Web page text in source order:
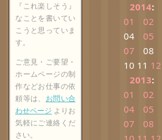
『これ楽しそう』
なことを書いてい
こうと思っていま
す。
ご意見・ご要望・
ホームページの制
作などお仕事の依
頼等は、 お問い合
わせページ よりお
気軽にご連絡くだ
さい。
2014:
01
02
04
05
07
08
10 11 12
2013:
01
02
04
05
07
08